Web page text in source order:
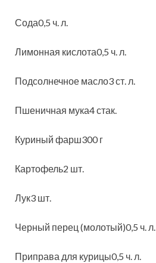
Сода0,5 ч. л.
Лимонная кислота0,5 ч. л.
Подсолнечное масло3 ст. л.
Пшеничная мука4 стак.
Куриный фарш300 г
Картофель2 шт.
Лук3 шт.
Черный перец (молотый)0,5 ч. л.
Приправа для курицы0,5 ч. л.